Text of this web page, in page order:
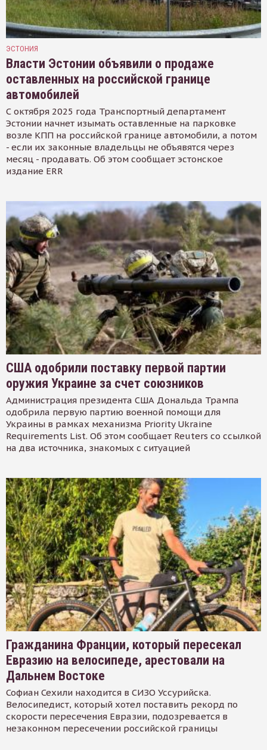
ЭСТОНИЯ
Власти Эстонии объявили о продаже
оставленных на российской границе
автомобилей
С октября 2025 года Транспортный департамент
Эстонии начнет изымать оставленные на парковке
возле КПП на российской границе автомобили, а потом
- если их законные владельцы не объявятся через
месяц - продавать. Об этом сообщает эстонское
издание ERR
США одобрили поставку первой партии
оружия Украине за счет союзников
Администрация президента США Дональда Трампа
одобрила первую партию военной помощи для
Украины в рамках механизма Priority Ukraine
Requirements List. Об этом сообщает Reuters со ссылкой
на два источника, знакомых с ситуацией
Гражданина Франции, который пересекал
Евразию на велосипеде, арестовали на
Дальнем Востоке
Софиан Сехили находится в СИЗО Уссурийска.
Велосипедист, который хотел поставить рекорд по
скорости пересечения Евразии, подозревается в
незаконном пересечении российской границы